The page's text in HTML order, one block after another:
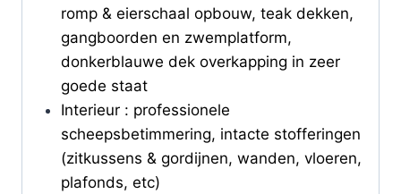
romp & eierschaal opbouw, teak dekken,
gangboorden en zwemplatform,
donkerblauwe dek overkapping in zeer
goede staat
Interieur : professionele
scheepsbetimmering, intacte stofferingen
(zitkussens & gordijnen, wanden, vloeren,
plafonds, etc)